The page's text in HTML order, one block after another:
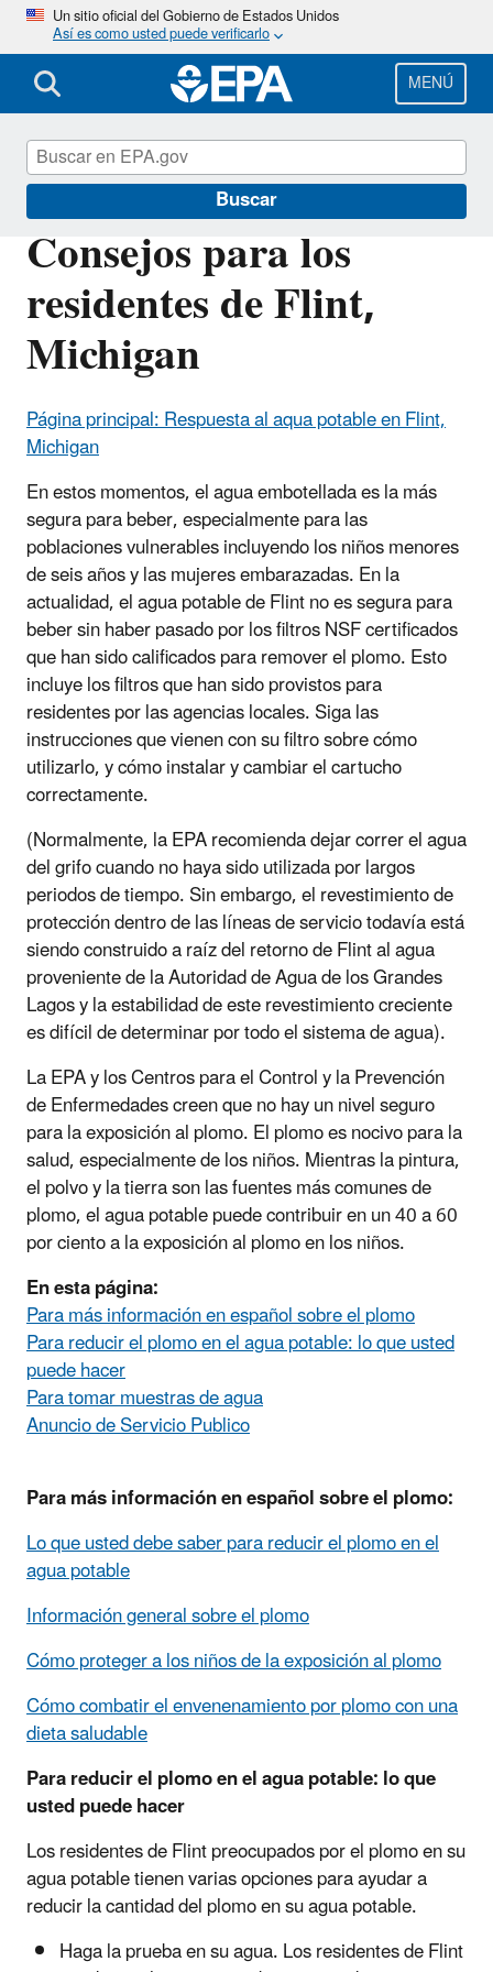
Pasar
al
contenido
principal
Un sitio oficial del Gobierno de Estados Unidos
Así es como usted puede verificarlo
MENÚ
Buscar
Consejos para los
residentes de Flint,
Michigan
Página principal: Respuesta al aqua potable en Flint,
Michigan
En estos momentos, el agua embotellada es la más
segura para beber, especialmente para las
poblaciones vulnerables incluyendo los niños menores
de seis años y las mujeres embarazadas. En la
actualidad, el agua potable de Flint no es segura para
beber sin haber pasado por los filtros NSF certificados
que han sido calificados para remover el plomo. Esto
incluye los filtros que han sido provistos para
residentes por las agencias locales. Siga las
instrucciones que vienen con su filtro sobre cómo
utilizarlo, y cómo instalar y cambiar el cartucho
correctamente.
(Normalmente, la EPA recomienda dejar correr el agua
del grifo cuando no haya sido utilizada por largos
periodos de tiempo. Sin embargo, el revestimiento de
protección dentro de las líneas de servicio todavía está
siendo construido a raíz del retorno de Flint al agua
proveniente de la Autoridad de Agua de los Grandes
Lagos y la estabilidad de este revestimiento creciente
es difícil de determinar por todo el sistema de agua).
La EPA y los Centros para el Control y la Prevención
de Enfermedades creen que no hay un nivel seguro
para la exposición al plomo. El plomo es nocivo para la
salud, especialmente de los niños. Mientras la pintura,
el polvo y la tierra son las fuentes más comunes de
plomo, el agua potable puede contribuir en un 40 a 60
por ciento a la exposición al plomo en los niños.
En esta página:
Para más información en español sobre el plomo
Para reducir el plomo en el agua potable: lo que usted
puede hacer
Para tomar muestras de agua
Anuncio de Servicio Publico
Para más información en español sobre el plomo:
Lo que usted debe saber para reducir el plomo en el
agua potable
Información general sobre el plomo
Cómo proteger a los niños de la exposición al plomo
Cómo combatir el envenenamiento por plomo con una
dieta saludable
Para reducir el plomo en el agua potable: lo que
usted puede hacer
Los residentes de Flint preocupados por el plomo en su
agua potable tienen varias opciones para ayudar a
reducir la cantidad del plomo en su agua potable.
Haga la prueba en su agua. Los residentes de Flint
EPA en español